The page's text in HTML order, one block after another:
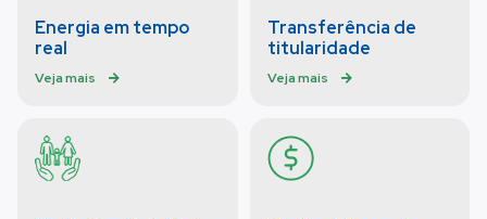
Energia em tempo
real
Veja mais
Transferência de
titularidade
Veja mais